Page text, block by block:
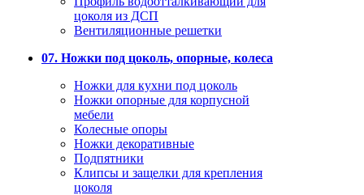
цоколя из ДСП
Вентиляционные решетки
07. Ножки под цоколь, опорные, колеса
Ножки для кухни под цоколь
Ножки опорные для корпусной
мебели
Колесные опоры
Ножки декоративные
Подпятники
Клипсы и защелки для крепления
цоколя